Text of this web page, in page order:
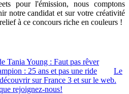
pour l'émission, nous comptons
notre candidat et sur votre créativité
à ce concours riche en couleurs !
Tania Young : Faut pas rêver
: 25 ans et pas une ride
Le
sur France 3 et sur le web.
rejoignez-nous!